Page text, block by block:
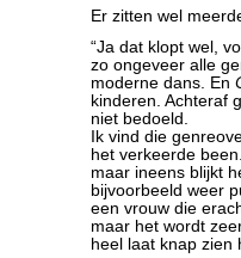
Er zitten wel
“Ja dat klopt wel,
zo ongeveer alle
moderne dans. En
kinderen. Achteraf
niet bedoeld.
Ik vind die
het verkeerde
maar ineens blijkt
bijvoorbeeld weer
een vrouw die
maar het wordt
heel laat knap zien